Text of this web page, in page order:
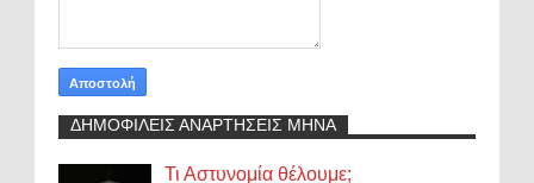
ΔΗΜΟΦΙΛΕΙΣ ΑΝΑΡΤΗΣΕΙΣ ΜΗΝΑ
Τι Αστυνομία θέλουμε;